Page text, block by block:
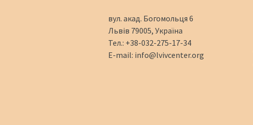
вул. акад. Богомольця 6
Львів 79005, Україна
Тел.: +38-032-275-17-34
E-mail: info@lvivcenter.org